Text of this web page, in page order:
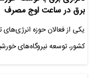
برق در ساعت اوج مصرف
یکی از فعالان حوزه
کشور، توسعه نیروگاه‌های